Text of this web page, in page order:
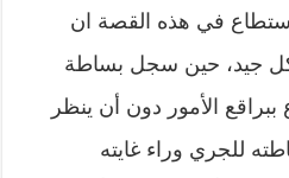
في هذه القصة ان
جيد، حين سجل بساطة
ببراقع الأمور دون أن ينظر
للجري وراء غايته